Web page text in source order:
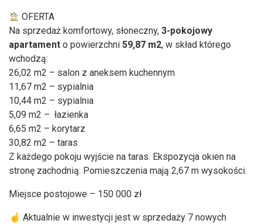
OFERTA
Na sprzedaż komfortowy, słoneczny, 3-pokojowy
apartament o powierzchni 59,87 m2, w skład którego
wchodzą:
26,02 m2 – salon z aneksem kuchennym
11,67 m2 – sypialnia
10,44 m2 – sypialnia
5,09 m2 – łazienka
6,65 m2 – korytarz
30,82 m2 – taras
Z każdego pokoju wyjście na taras. Ekspozycja okien na
stronę zachodnią. Pomieszczenia mają 2,67 m wysokości.
Miejsce postojowe – 150 000 zł
☝️ Aktualnie w inwestycji jest w sprzedaży 7 nowych